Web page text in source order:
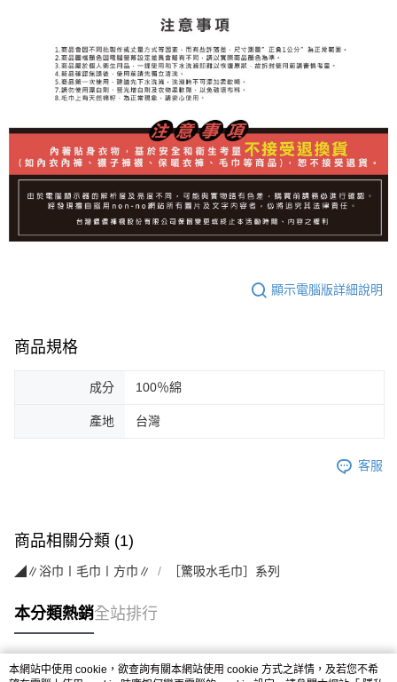
顯示電腦版詳細說明
商品規格
成分 100％綿
產地 台灣
客服
商品相關分類 (1)
◢∥浴巾〡毛巾〡方巾∥ ［驚吸水毛巾］系列
本分類熱銷全站排行
本網站中使用 cookie，欲查詢有關本網站使用 cookie 方式之詳情，及若您不希